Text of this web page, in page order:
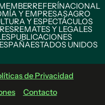
REFERÍNACIONAL
Y EMPRESASAGRO
Y ESPECTÁCULOS
REMATES Y LEGALES
PUBLICACIONES
ESPAÑAESTADOS UNIDOS
de Privacidad
Contacto